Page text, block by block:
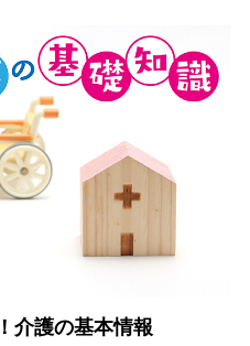
介護の基本情報